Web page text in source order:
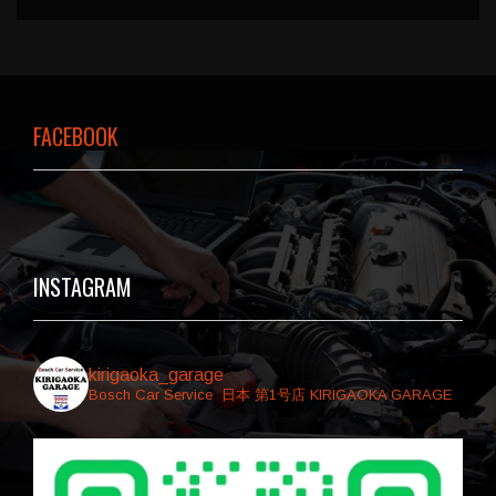
FACEBOOK
INSTAGRAM
kirigaoka_garage
Bosch Car Service ⁡⁡ 日本 第1号店 ⁡KIRIGAOKA GARAGE